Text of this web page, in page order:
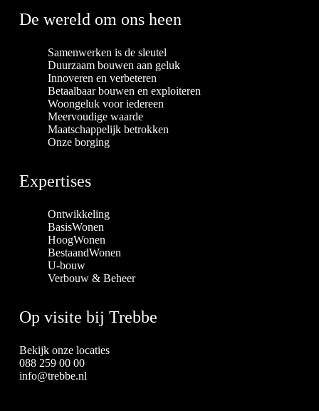
De wereld om ons heen
Samenwerken is de sleutel
Duurzaam bouwen aan geluk
Innoveren en verbeteren
Betaalbaar bouwen en exploiteren
Woongeluk voor iedereen
Meervoudige waarde
Maatschappelijk betrokken
Onze borging
Expertises
Ontwikkeling
BasisWonen
HoogWonen
BestaandWonen
U-bouw
Verbouw & Beheer
Op visite bij Trebbe
Bekijk onze locaties
088 259 00 00
info@trebbe.nl